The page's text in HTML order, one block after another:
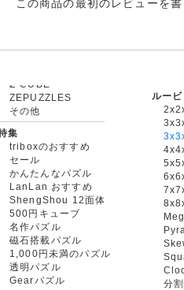
この商品の最初のレビューを
ZEPUZZLES
その他
集
triboxのおすすめ
セール
かんたんなパズル
LanLan おすすめ
ShengShou 12面体
500円キューブ
名作パズル
磁石搭載パズル
1,000円未満のパズル
透明パズル
Gearパズル
ルー
分